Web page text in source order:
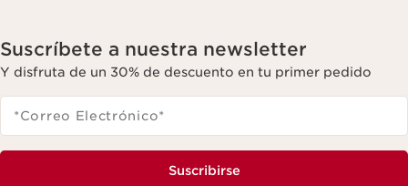
Suscríbete a nuestra newsletter
Y disfruta de un 30% de descuento en tu primer pedido
*Correo Electrónico*
Suscribirse